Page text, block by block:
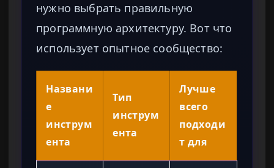
нужно выбрать правильную
программную архитектуру. Вот что
использует опытное сообщество:
Названи
е
инструм
ента
Тип
инструм
ента
Лучше
всего
подходи
т для